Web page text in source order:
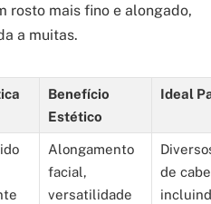
rosto mais fino e alongado,
a muitas.
Benefício
Estético
Ideal
Alongamento
facial,
versatilidade
de